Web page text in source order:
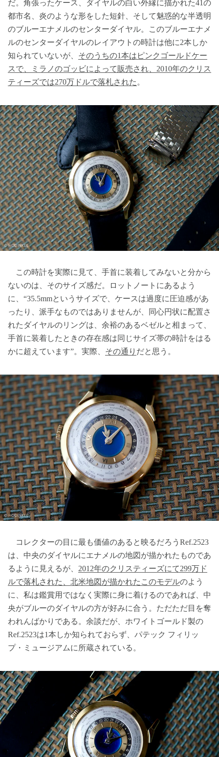
だ。角張ったケース、ダイヤルの白い外縁に描かれた41の
都市名、炎のような形をした短針、そして魅惑的な半透明
のブルーエナメルのセンターダイヤル。このブルーエナメ
ルのセンターダイヤルのレイアウトの時計は他に2本しか
知られていないが、 そのうちの1本はピンクゴールドケー
スで、ミラノのゴッビによって販売され、2010年のクリス
ティーズでは270万ドルで落札された 。
この時計を実際に見て、手首に装着してみないと分から
ないのは、そのサイズ感だ。ロットノートにあるよう
に、“35.5mmというサイズで、ケースは過度に圧迫感があ
ったり、派手なものではありませんが、同心円状に配置さ
れたダイヤルのリングは、余裕のあるベゼルと相まって、
手首に装着したときの存在感は同じサイズ帯の時計をはる
かに超えています”。実際、 その通り だと思う。
コレクターの目に最も価値のあると映るだろうRef.2523
は、中央のダイヤルにエナメルの地図が描かれたものであ
るように見えるが、 2012年のクリスティーズにて299万ド
ルで落札された、北米地図が描かれたこのモデルのよう
に、私は鑑賞用ではなく実際に身に着けるのであれば、中
央がブルーのダイヤルの方が好みに合う。ただただ目を奪
われんばかりである。余談だが、ホワイトゴールド製の
Ref.2523は1本しか知られておらず、パテック フィリッ
プ・ミュージアムに所蔵されている。